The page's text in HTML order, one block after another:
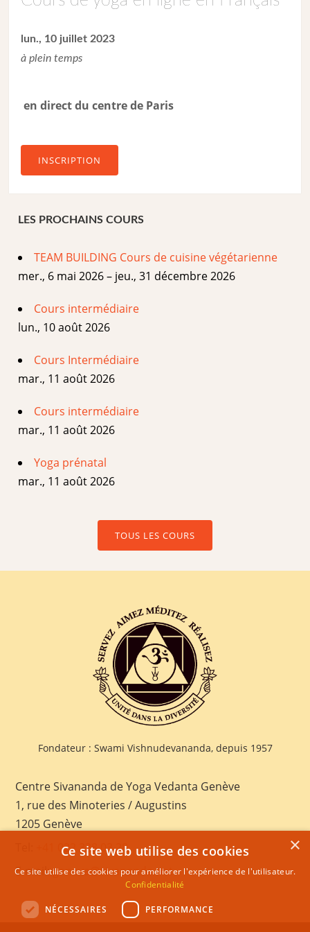
lun., 10 juillet 2023
à plein temps
en direct du centre de Paris
INSCRIPTION
LES PROCHAINS COURS
TEAM BUILDING Cours de cuisine végétarienne
mer., 6 mai 2026 – jeu., 31 décembre 2026
Cours intermédiaire
lun., 10 août 2026
Cours Intermédiaire
mar., 11 août 2026
Cours intermédiaire
mar., 11 août 2026
Yoga prénatal
mar., 11 août 2026
TOUS LES COURS
Fondateur : Swami Vishnudevananda, depuis 1957
Centre Sivananda de Yoga Vedanta Genève
1, rue des Minoteries / Augustins
1205 Genève
+41 022 328 03 28
E-mail:geneva@sivananda.net
×
Ce site web utilise des cookies
Ce site utilise des cookies pour améliorer l'expérience de l'utilisateur.
Confidentialité
NÉCESSAIRES PERFORMANCE